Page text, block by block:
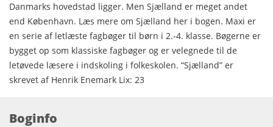
Danmarks hovedstad ligger. Men Sjælland er meget andet
end København. Læs mere om Sjælland her i bogen. Maxi er
en serie af letlæste fagbøger til børn i 2.-4. klasse. Bøgerne er
bygget op som klassiske fagbøger og er velegnede til de
letøvede læsere i indskoling i folkeskolen. “Sjælland” er
skrevet af Henrik Enemark Lix: 23
Boginfo